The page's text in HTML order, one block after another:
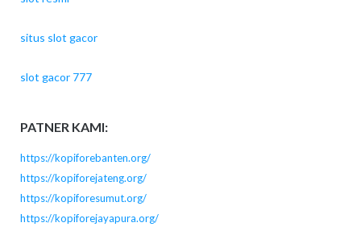
situs slot gacor
slot gacor 777
PATNER KAMI:
https://kopiforebanten.org/
https://kopiforejateng.org/
https://kopiforesumut.org/
https://kopiforejayapura.org/